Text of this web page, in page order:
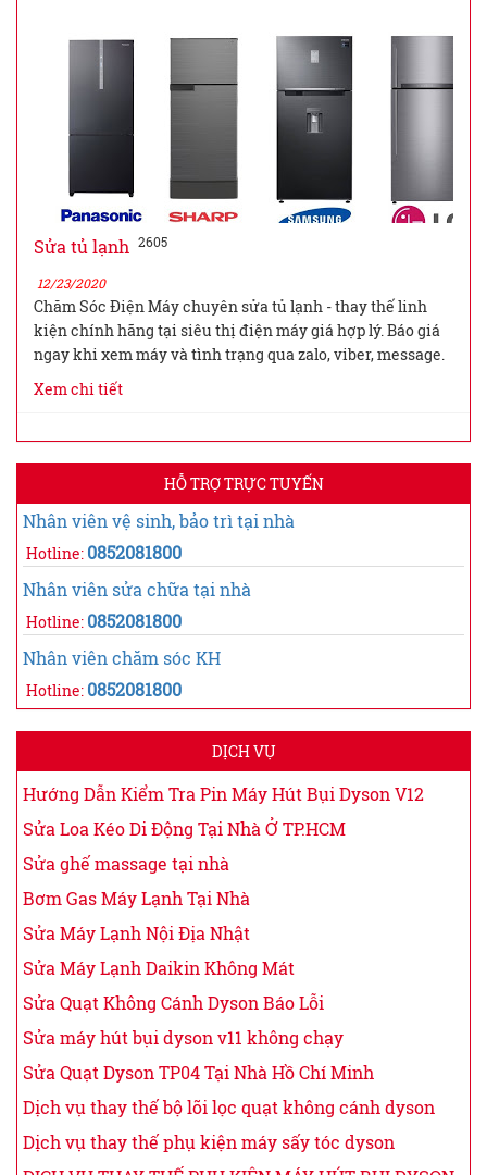
Sửa tủ lạnh 2605
12/23/2020
Chăm Sóc Điện Máy chuyên sửa tủ lạnh - thay thế linh
kiện chính hãng tại siêu thị điện máy giá hợp lý. Báo giá
ngay khi xem máy và tình trạng qua zalo, viber, message.
Xem chi tiết
HỖ TRỢ TRỰC TUYẾN
Nhân viên vệ sinh, bảo trì tại nhà
Hotline: 0852081800
Nhân viên sửa chữa tại nhà
Hotline: 0852081800
Nhân viên chăm sóc KH
Hotline: 0852081800
DỊCH VỤ
Hướng Dẫn Kiểm Tra Pin Máy Hút Bụi Dyson V12
Sửa Loa Kéo Di Động Tại Nhà Ở TP.HCM
Sửa ghế massage tại nhà
Bơm Gas Máy Lạnh Tại Nhà
Sửa Máy Lạnh Nội Địa Nhật
Sửa Máy Lạnh Daikin Không Mát
Sửa Quạt Không Cánh Dyson Báo Lỗi
Sửa máy hút bụi dyson v11 không chạy
Sửa Quạt Dyson TP04 Tại Nhà Hồ Chí Minh
Dịch vụ thay thế bộ lõi lọc quạt không cánh dyson
Dịch vụ thay thế phụ kiện máy sấy tóc dyson